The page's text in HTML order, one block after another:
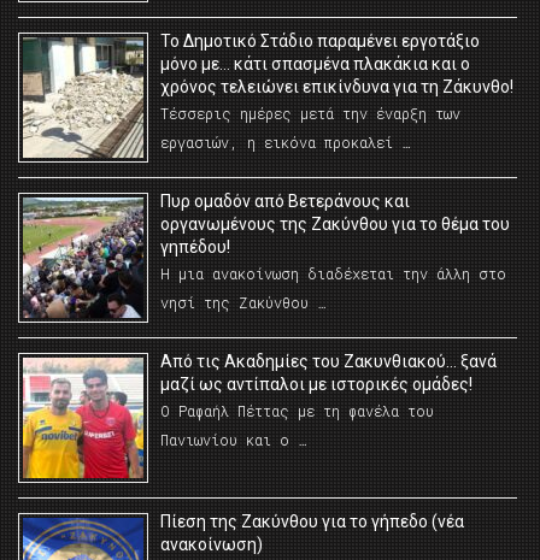
Το Δημοτικό Στάδιο παραμένει εργοτάξιο
μόνο με… κάτι σπασμένα πλακάκια και ο
χρόνος τελειώνει επικίνδυνα για τη Ζάκυνθο!
Τέσσερις ημέρες μετά την έναρξη των
εργασιών, η εικόνα προκαλεί …
Πυρ ομαδόν από Βετεράνους και
οργανωμένους της Ζακύνθου για το θέμα του
γηπέδου!
Η μια ανακοίνωση διαδέχεται την άλλη στο
νησί της Ζακύνθου …
Από τις Ακαδημίες του Ζακυνθιακού… ξανά
μαζί ως αντίπαλοι με ιστορικές ομάδες!
Ο Ραφαήλ Πέττας με τη φανέλα του
Πανιωνίου και ο …
Πίεση της Ζακύνθου για το γήπεδο (νέα
ανακοίνωση)